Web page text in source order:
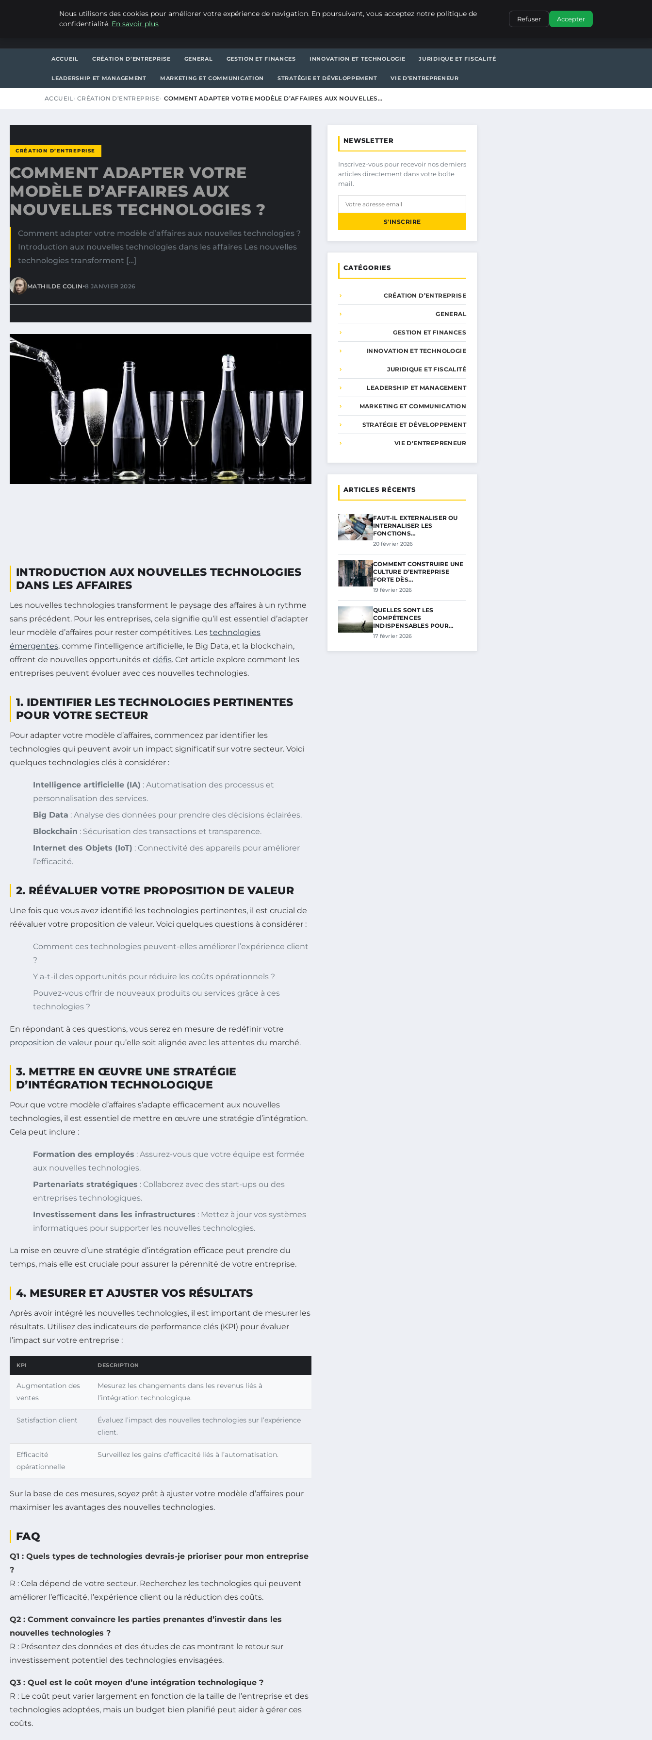
ACCUEIL CRÉATION D’ENTREPRISE GENERAL GESTION ET FINANCES INNOVATION ET TECHNOLOGIE JURIDIQUE ET FISCALITÉ
LEADERSHIP ET MANAGEMENT MARKETING ET COMMUNICATION STRATÉGIE ET DÉVELOPPEMENT VIE D’ENTREPRENEUR
ACCUEIL CRÉATION D’ENTREPRISE COMMENT ADAPTER VOTRE MODÈLE D’AFFAIRES AUX NOUVELLES…
CRÉATION D’ENTREPRISE
COMMENT ADAPTER VOTRE
MODÈLE D’AFFAIRES AUX
NOUVELLES TECHNOLOGIES ?
Comment adapter votre modèle d’affaires aux nouvelles technologies ?
Introduction aux nouvelles technologies dans les affaires Les nouvelles
technologies transforment […]
MATHILDE COLIN•8 JANVIER 2026
INTRODUCTION AUX NOUVELLES TECHNOLOGIES
DANS LES AFFAIRES
Les nouvelles technologies transforment le paysage des affaires à un rythme
sans précédent. Pour les entreprises, cela signifie qu’il est essentiel d’adapter
leur modèle d’affaires pour rester compétitives. Les technologies
émergentes, comme l’intelligence artificielle, le Big Data, et la blockchain,
offrent de nouvelles opportunités et défis. Cet article explore comment les
entreprises peuvent évoluer avec ces nouvelles technologies.
1. IDENTIFIER LES TECHNOLOGIES PERTINENTES
POUR VOTRE SECTEUR
Pour adapter votre modèle d’affaires, commencez par identifier les
technologies qui peuvent avoir un impact significatif sur votre secteur. Voici
quelques technologies clés à considérer :
Intelligence artificielle (IA) : Automatisation des processus et
personnalisation des services.
Big Data : Analyse des données pour prendre des décisions éclairées.
Blockchain : Sécurisation des transactions et transparence.
Internet des Objets (IoT) : Connectivité des appareils pour améliorer
l’efficacité.
2. RÉÉVALUER VOTRE PROPOSITION DE VALEUR
Une fois que vous avez identifié les technologies pertinentes, il est crucial de
réévaluer votre proposition de valeur. Voici quelques questions à considérer :
Comment ces technologies peuvent-elles améliorer l’expérience client
?
Y a-t-il des opportunités pour réduire les coûts opérationnels ?
Pouvez-vous offrir de nouveaux produits ou services grâce à ces
technologies ?
En répondant à ces questions, vous serez en mesure de redéfinir votre
proposition de valeur pour qu’elle soit alignée avec les attentes du marché.
3. METTRE EN ŒUVRE UNE STRATÉGIE
D’INTÉGRATION TECHNOLOGIQUE
Pour que votre modèle d’affaires s’adapte efficacement aux nouvelles
technologies, il est essentiel de mettre en œuvre une stratégie d’intégration.
Cela peut inclure :
Formation des employés : Assurez-vous que votre équipe est formée
aux nouvelles technologies.
Partenariats stratégiques : Collaborez avec des start-ups ou des
entreprises technologiques.
Investissement dans les infrastructures : Mettez à jour vos systèmes
informatiques pour supporter les nouvelles technologies.
La mise en œuvre d’une stratégie d’intégration efficace peut prendre du
temps, mais elle est cruciale pour assurer la pérennité de votre entreprise.
4. MESURER ET AJUSTER VOS RÉSULTATS
Après avoir intégré les nouvelles technologies, il est important de mesurer les
résultats. Utilisez des indicateurs de performance clés (KPI) pour évaluer
l’impact sur votre entreprise :
KPI DESCRIPTION
Augmentation des
ventes
Mesurez les changements dans les revenus liés à
l’intégration technologique.
Satisfaction client
Évaluez l’impact des nouvelles technologies sur l’expérience
client.
Efficacité
opérationnelle
Surveillez les gains d’efficacité liés à l’automatisation.
Sur la base de ces mesures, soyez prêt à ajuster votre modèle d’affaires pour
maximiser les avantages des nouvelles technologies.
FAQ
Q1 : Quels types de technologies devrais-je prioriser pour mon entreprise
?
R : Cela dépend de votre secteur. Recherchez les technologies qui peuvent
améliorer l’efficacité, l’expérience client ou la réduction des coûts.
Q2 : Comment convaincre les parties prenantes d’investir dans les
nouvelles technologies ?
R : Présentez des données et des études de cas montrant le retour sur
investissement potentiel des technologies envisagées.
Q3 : Quel est le coût moyen d’une intégration technologique ?
R : Le coût peut varier largement en fonction de la taille de l’entreprise et des
technologies adoptées, mais un budget bien planifié peut aider à gérer ces
coûts.
NEWSLETTER
Inscrivez-vous pour recevoir nos derniers
articles directement dans votre boîte
mail.
S'INSCRIRE
CATÉGORIES
CRÉATION D’ENTREPRISE
GENERAL
GESTION ET FINANCES
INNOVATION ET TECHNOLOGIE
JURIDIQUE ET FISCALITÉ
LEADERSHIP ET MANAGEMENT
MARKETING ET COMMUNICATION
STRATÉGIE ET DÉVELOPPEMENT
VIE D’ENTREPRENEUR
ARTICLES RÉCENTS
FAUT-IL EXTERNALISER OU
INTERNALISER LES
FONCTIONS…
20 février 2026
COMMENT CONSTRUIRE UNE
CULTURE D’ENTREPRISE
FORTE DÈS…
19 février 2026
QUELLES SONT LES
COMPÉTENCES
INDISPENSABLES POUR…
17 février 2026
Nous utilisons des cookies pour améliorer votre expérience de navigation. En poursuivant, vous acceptez notre politique de
confidentialité. En savoir plus
Refuser Accepter